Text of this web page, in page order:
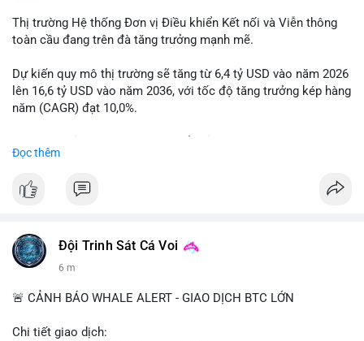
Thị trường Hệ thống Đơn vị Điều khiển Kết nối và Viễn thông
toàn cầu đang trên đà tăng trưởng mạnh mẽ.
Dự kiến quy mô thị trường sẽ tăng từ 6,4 tỷ USD vào năm 2026
lên 16,6 tỷ USD vào năm 2036, với tốc độ tăng trưởng kép hàng
năm (CAGR) đạt 10,0%.
trong các lĩnh vực ô tô, logistics và thiết bị thông minh.
Doanh nghiệp cần theo dõi xu hướng này để nắm bắt cơ hội
Đọc thêm
Đội Trinh Sát Cá Voi
6 m
🚨 CẢNH BÁO WHALE ALERT - GIAO DỊCH BTC LỚN
Chi tiết giao dịch: